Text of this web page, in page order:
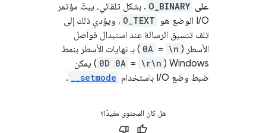
على O_BINARY . بشكل تلقائي، يبثّ مؤتمر
I/O الوضع هو
O_TEXT ، ويؤدي ذلك إلى
تلف تنسيق الرسالة عند استبدال فواصل
الأسطر ( \n
=
0A ) بـ نهايات الأسطر بنمط
Windows (
\r\n
=
0D 0A ) يمكن
ضبط وضع I/O باستخدام
__setmode
.
هل كان المحتوى مفيدًا؟